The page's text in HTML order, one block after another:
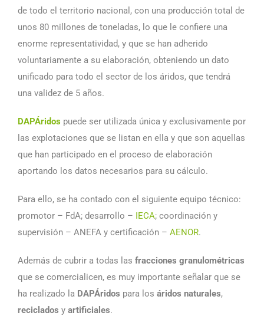
de todo el territorio nacional, con una producción total de
unos 80 millones de toneladas, lo que le confiere una
enorme representatividad, y que se han adherido
voluntariamente a su elaboración, obteniendo un dato
unificado para todo el sector de los áridos, que tendrá
una validez de 5 años.
DAPÁridos puede ser utilizada única y exclusivamente por
las explotaciones que se listan en ella y que son aquellas
que han participado en el proceso de elaboración
aportando los datos necesarios para su cálculo.
Para ello, se ha contado con el siguiente equipo técnico:
promotor – FdA; desarrollo – IECA; coordinación y
supervisión – ANEFA y certificación – AENOR.
Además de cubrir a todas las fracciones granulométricas
que se comercialicen, es muy importante señalar que se
ha realizado la DAPÁridos para los áridos naturales,
reciclados y artificiales.